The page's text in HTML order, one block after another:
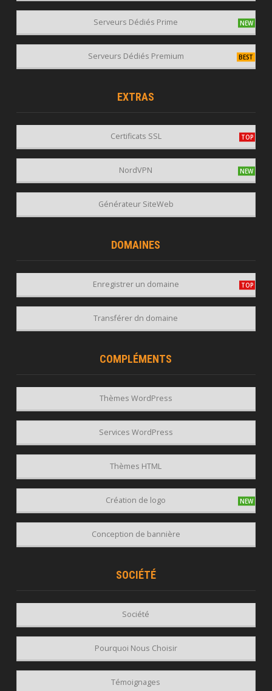
Serveurs Dédiés Prime
Serveurs Dédiés Premium
EXTRAS
Certificats SSL
Générateur SiteWeb
NordVPN
DOMAINES
Enregistrer un domaine
Transférer dn domaine
COMPLÉMENTS
Thèmes WordPress
Thèmes HTML
Création de logo
Conception de bannière
Services WordPress
SOCIÉTÉ
Société
Pourquoi Nous Choisir
Témoignages